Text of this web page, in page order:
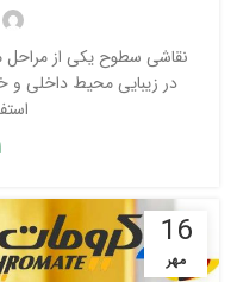
نقاشی سطوح یکی از
در زیبایی محیط داخلی و
16
مهر